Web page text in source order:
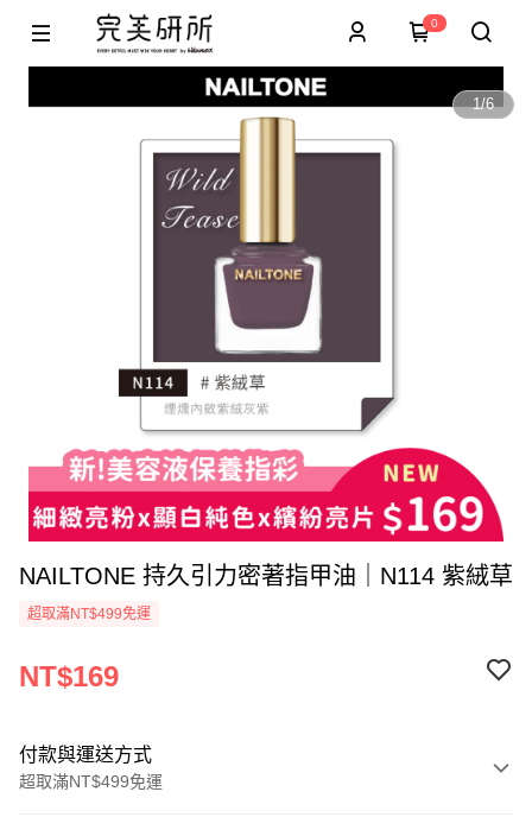
0
1/6
NAILTONE 持久引力密著指甲油｜N114 紫絨草
超取滿NT$499免運
NT$169
付款與運送方式
超取滿NT$499免運